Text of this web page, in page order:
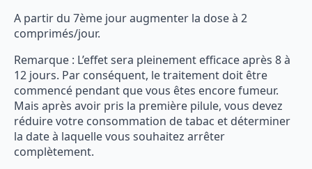
A partir du 7ème jour augmenter la dose à 2
comprimés/jour.
Remarque : L’effet sera pleinement efficace après 8 à
12 jours. Par conséquent, le traitement doit être
commencé pendant que vous êtes encore fumeur.
Mais après avoir pris la première pilule, vous devez
réduire votre consommation de tabac et déterminer
la date à laquelle vous souhaitez arrêter
complètement.